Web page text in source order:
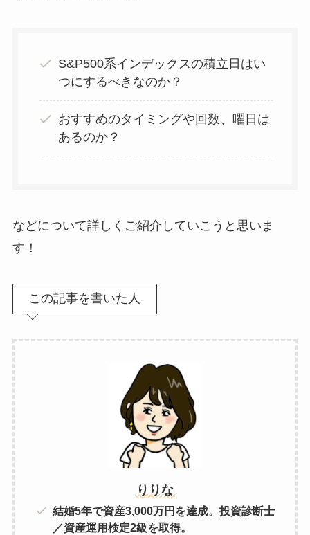
S&P500系インデックスの積立日はい
つにするべきなのか？
おすすめのタイミングや回数、曜日は
あるのか？
などについて詳しくご紹介していこうと思いま
す！
この記事を書いた人
りりな
結婚5年で資産3,000万円を達成。投資診断士
／資産運用検定2級を取得。